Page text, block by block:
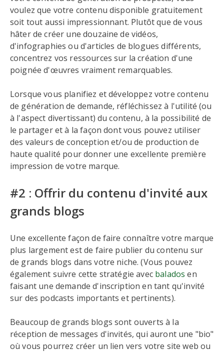
voulez que votre contenu disponible gratuitement
soit tout aussi impressionnant. Plutôt que de vous
hâter de créer une douzaine de vidéos,
d'infographies ou d'articles de blogues différents,
concentrez vos ressources sur la création d'une
poignée d'œuvres vraiment remarquables.
Lorsque vous planifiez et développez votre contenu
de génération de demande, réfléchissez à l'utilité (ou
à l'aspect divertissant) du contenu, à la possibilité de
le partager et à la façon dont vous pouvez utiliser
des valeurs de conception et/ou de production de
haute qualité pour donner une excellente première
impression de votre marque.
#2 : Offrir du contenu d'invité aux
grands blogs
Une excellente façon de faire connaître votre marque
plus largement est de faire publier du contenu sur
de grands blogs dans votre niche. (Vous pouvez
également suivre cette stratégie avec balados en
faisant une demande d'inscription en tant qu'invité
sur des podcasts importants et pertinents).
Beaucoup de grands blogs sont ouverts à la
réception de messages d'invités, qui auront une "bio"
où vous pourrez créer un lien vers votre site web ou